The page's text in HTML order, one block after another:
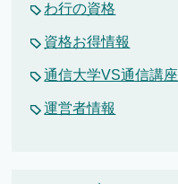
わ行の資格
資格お得情報
通信大学VS通信講座
運営者情報